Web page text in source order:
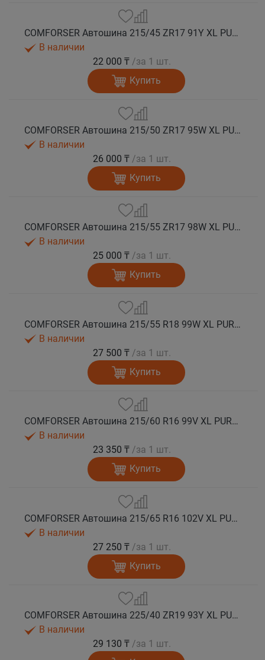
COMFORSER Автошина 215/45 ZR17 91Y XL PURESPEED лето
В наличии
22 000 ₸ /за 1 шт.
Купить
COMFORSER Автошина 215/50 ZR17 95W XL PURESPEED лето
В наличии
26 000 ₸ /за 1 шт.
Купить
COMFORSER Автошина 215/55 ZR17 98W XL PURESPEED лето
В наличии
25 000 ₸ /за 1 шт.
Купить
COMFORSER Автошина 215/55 R18 99W XL PURESPEED лето
В наличии
27 500 ₸ /за 1 шт.
Купить
COMFORSER Автошина 215/60 R16 99V XL PURESPEED лето
В наличии
23 350 ₸ /за 1 шт.
Купить
COMFORSER Автошина 215/65 R16 102V XL PURESPEED лето
В наличии
27 250 ₸ /за 1 шт.
Купить
COMFORSER Автошина 225/40 ZR19 93Y XL PURESPEED лето
В наличии
29 130 ₸ /за 1 шт.